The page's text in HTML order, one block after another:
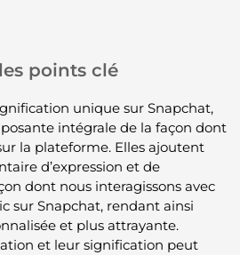
points clé
unique sur Snapchat,
intégrale de la façon dont
la plateforme. Elles ajoutent
d’expression et de
dont nous interagissons avec
sur Snapchat, rendant ainsi
et plus attrayante.
et leur signification peut